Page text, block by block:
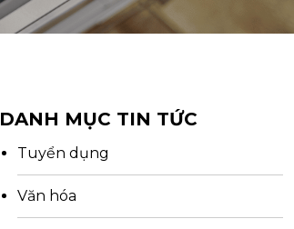
DANH MỤC TIN TỨC
Tuyển dụng
Văn hóa